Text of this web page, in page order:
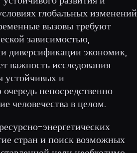
глобальных изменений
вызовы требуют
зависимостью,
диверсификации экономик,
важность исследования
устойчивых и
непосредственно
человечества в целом.
энергетических
стран и поиск возможных